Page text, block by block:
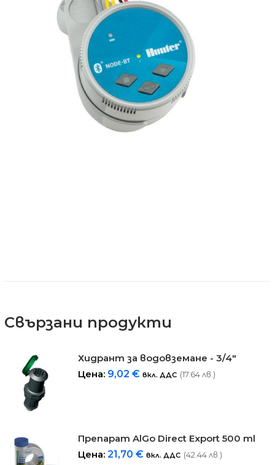
Свързани продукти
Хидрант за водовземане - 3/4"
Цена: 9,02€ вкл. ДДС (17.64 лв.)
Препарат AlGo Direct Export 500 ml
Цена:21,70€ вкл. ДДС (42.44 лв.)